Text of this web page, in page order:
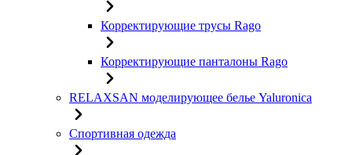
Корректирующие трусы Rago
Корректирующие панталоны Rago
RELAXSAN моделирующее белье Yaluroniсa
Спортивная одежда